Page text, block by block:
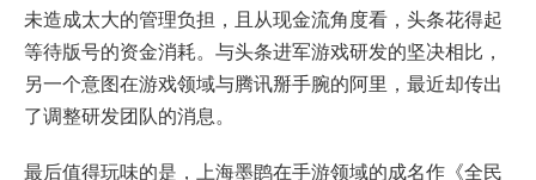
未造成太大的管理负担，且从现金流角度看，头条花得起
等待版号的资金消耗。与头条进军游戏研发的坚决相比，
另一个意图在游戏领域与腾讯掰手腕的阿里，最近却传出
了调整研发团队的消息。
最后值得玩味的是，上海墨鹍在手游领域的成名作《全民